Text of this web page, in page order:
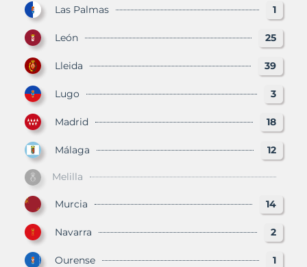
Las Palmas 1
León 25
Lleida 39
Lugo 3
Madrid 18
Málaga 12
Melilla
Murcia 14
Navarra 2
Ourense 1